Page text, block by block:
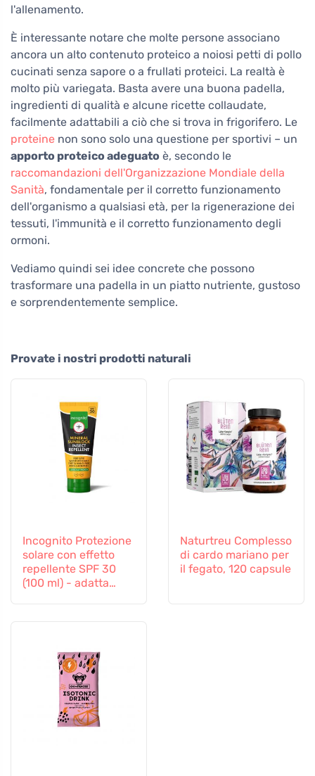
l'allenamento.
È interessante notare che molte persone associano
ancora un alto contenuto proteico a noiosi petti di pollo
cucinati senza sapore o a frullati proteici. La realtà è
molto più variegata. Basta avere una buona padella,
ingredienti di qualità e alcune ricette collaudate,
facilmente adattabili a ciò che si trova in frigorifero. Le
proteine non sono solo una questione per sportivi – un
apporto proteico adeguato è, secondo le
raccomandazioni dell'Organizzazione Mondiale della
Sanità, fondamentale per il corretto funzionamento
dell'organismo a qualsiasi età, per la rigenerazione dei
tessuti, l'immunità e il corretto funzionamento degli
ormoni.
Vediamo quindi sei idee concrete che possono
trasformare una padella in un piatto nutriente, gustoso
e sorprendentemente semplice.
Provate i nostri prodotti naturali
Incognito Protezione
solare con effetto
repellente SPF 30
(100 ml) - adatta
Naturtreu Complesso
di cardo mariano per
il fegato, 120 capsule